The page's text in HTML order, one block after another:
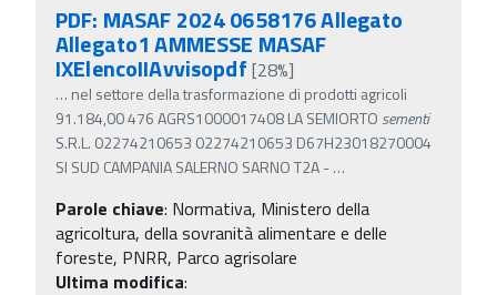
PDF: MASAF 2024 0658176 Allegato
Allegato1 AMMESSE MASAF
IXElencoIIAvvisopdf [28%]
… nel settore della trasformazione di prodotti agricoli
91.184,00 476 AGRS1000017408 LA SEMIORTO sementi
S.R.L. 02274210653 02274210653 D67H23018270004
SI SUD CAMPANIA SALERNO SARNO T2A -…
Parole chiave: Normativa, Ministero della
agricoltura, della sovranità alimentare e delle
foreste, PNRR, Parco agrisolare
Ultima modifica: